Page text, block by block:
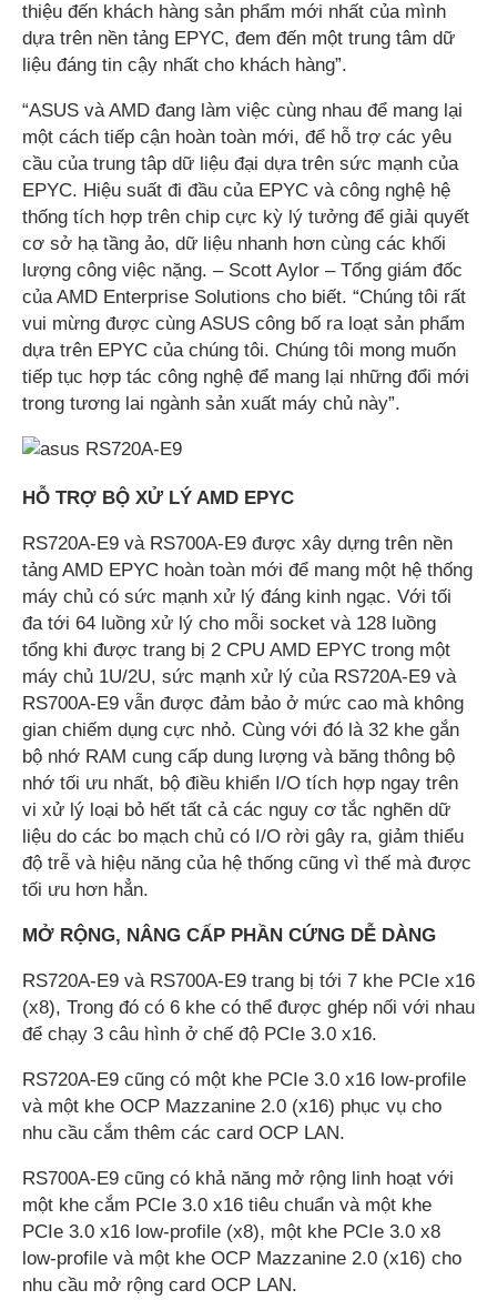
thiệu đến khách hàng sản phẩm mới nhất của mình
dựa trên nền tảng EPYC, đem đến một trung tâm dữ
liệu đáng tin cậy nhất cho khách hàng”.
“ASUS và AMD đang làm việc cùng nhau để mang lại
một cách tiếp cận hoàn toàn mới, để hỗ trợ các yêu
cầu của trung tâp dữ liệu đại dựa trên sức mạnh của
EPYC. Hiệu suất đi đầu của EPYC và công nghệ hệ
thống tích hợp trên chip cực kỳ lý tưởng để giải quyết
cơ sở hạ tầng ảo, dữ liệu nhanh hơn cùng các khối
lượng công việc nặng. – Scott Aylor – Tổng giám đốc
của AMD Enterprise Solutions cho biết. “Chúng tôi rất
vui mừng được cùng ASUS công bố ra loạt sản phẩm
dựa trên EPYC của chúng tôi. Chúng tôi mong muốn
tiếp tục hợp tác công nghệ để mang lại những đổi mới
trong tương lai ngành sản xuất máy chủ này”.
HỖ TRỢ BỘ XỬ LÝ AMD EPYC
RS720A-E9 và RS700A-E9 được xây dựng trên nền
tảng AMD EPYC hoàn toàn mới để mang một hệ thống
máy chủ có sức mạnh xử lý đáng kinh ngạc. Với tối
đa tới 64 luồng xử lý cho mỗi socket và 128 luồng
tổng khi được trang bị 2 CPU AMD EPYC trong một
máy chủ 1U/2U, sức mạnh xử lý của RS720A-E9 và
RS700A-E9 vẫn được đảm bảo ở mức cao mà không
gian chiếm dụng cực nhỏ. Cùng với đó là 32 khe gắn
bộ nhớ RAM cung cấp dung lượng và băng thông bộ
nhớ tối ưu nhất, bộ điều khiển I/O tích hợp ngay trên
vi xử lý loại bỏ hết tất cả các nguy cơ tắc nghẽn dữ
liệu do các bo mạch chủ có I/O rời gây ra, giảm thiểu
độ trễ và hiệu năng của hệ thống cũng vì thế mà được
tối ưu hơn hẳn.
MỞ RỘNG, NÂNG CẤP PHẦN CỨNG DỄ DÀNG
RS720A-E9 và RS700A-E9 trang bị tới 7 khe PCIe x16
(x8), Trong đó có 6 khe có thể được ghép nối với nhau
để chạy 3 câu hình ở chế độ PCIe 3.0 x16.
RS720A-E9 cũng có một khe PCIe 3.0 x16 low-profile
và một khe OCP Mazzanine 2.0 (x16) phục vụ cho
nhu cầu cắm thêm các card OCP LAN.
RS700A-E9 cũng có khả năng mở rộng linh hoạt với
một khe cắm PCIe 3.0 x16 tiêu chuẩn và một khe
PCIe 3.0 x16 low-profile (x8), một khe PCIe 3.0 x8
low-profile và một khe OCP Mazzanine 2.0 (x16) cho
nhu cầu mở rộng card OCP LAN.